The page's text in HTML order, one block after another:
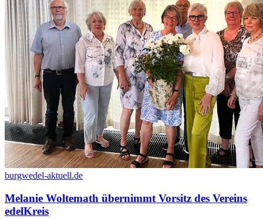
burgwedel-aktuell.de
Melanie Woltemath übernimmt Vorsitz des Vereins
edelKreis